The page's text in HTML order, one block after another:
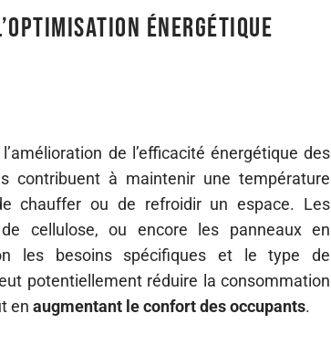
énergétique
de l’efficacité énergétique des
contribuent à maintenir une température
chauffer ou de refroidir un espace. Les
cellulose, ou encore les panneaux en
les besoins spécifiques et le type de
potentiellement réduire la consommation
en augmentant le confort des occupants.